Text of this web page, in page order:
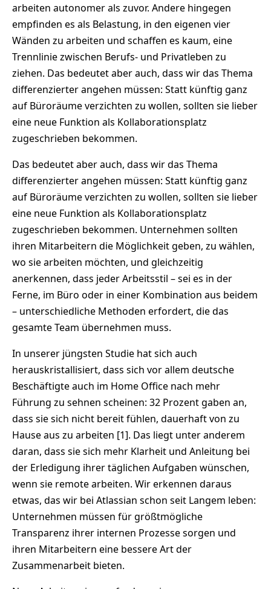
arbeiten autonomer als zuvor. Andere hingegen
empfinden es als Belastung, in den eigenen vier
Wänden zu arbeiten und schaffen es kaum, eine
Trennlinie zwischen Berufs- und Privatleben zu
ziehen. Das bedeutet aber auch, dass wir das Thema
differenzierter angehen müssen: Statt künftig ganz
auf Büroräume verzichten zu wollen, sollten sie lieber
eine neue Funktion als Kollaborationsplatz
zugeschrieben bekommen.
Das bedeutet aber auch, dass wir das Thema
differenzierter angehen müssen: Statt künftig ganz
auf Büroräume verzichten zu wollen, sollten sie lieber
eine neue Funktion als Kollaborationsplatz
zugeschrieben bekommen. Unternehmen sollten
ihren Mitarbeitern die Möglichkeit geben, zu wählen,
wo sie arbeiten möchten, und gleichzeitig
anerkennen, dass jeder Arbeitsstil – sei es in der
Ferne, im Büro oder in einer Kombination aus beidem
– unterschiedliche Methoden erfordert, die das
gesamte Team übernehmen muss.
In unserer jüngsten Studie hat sich auch
herauskristallisiert, dass sich vor allem deutsche
Beschäftigte auch im Home Office nach mehr
Führung zu sehnen scheinen: 32 Prozent gaben an,
dass sie sich nicht bereit fühlen, dauerhaft von zu
Hause aus zu arbeiten [1]. Das liegt unter anderem
daran, dass sie sich mehr Klarheit und Anleitung bei
der Erledigung ihrer täglichen Aufgaben wünschen,
wenn sie remote arbeiten. Wir erkennen daraus
etwas, das wir bei Atlassian schon seit Langem leben:
Unternehmen müssen für größtmögliche
Transparenz ihrer internen Prozesse sorgen und
ihren Mitarbeitern eine bessere Art der
Zusammenarbeit bieten.